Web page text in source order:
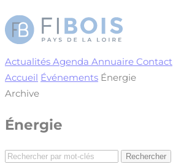
Actualités Agenda Annuaire Contact
Accueil Événements Énergie
Archive
Énergie